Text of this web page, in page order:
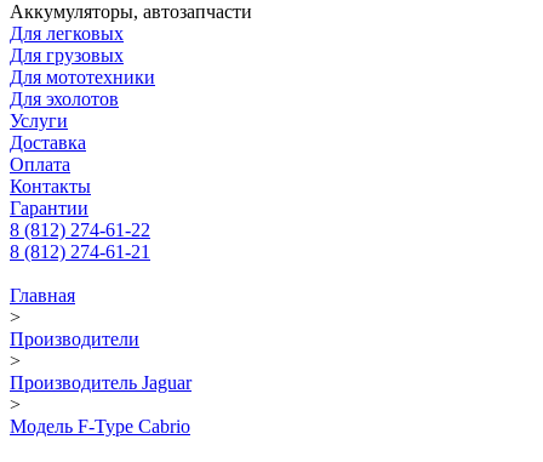
Аккумуляторы, автозапчасти
Для легковых
Для грузовых
Для мототехники
Для эхолотов
Услуги
Доставка
Оплата
Контакты
Гарантии
8 (812) 274-61-22
8 (812) 274-61-21
Главная
>
Производители
>
Производитель Jaguar
>
Модель F-Type Cabrio